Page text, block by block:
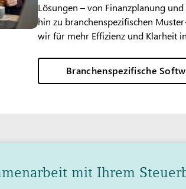
Lösungen – von Finanzplanung
hin zu branchenspezifischen
wir für mehr Effizienz und Klarheit
Branchenspezifische
mit Ihrem